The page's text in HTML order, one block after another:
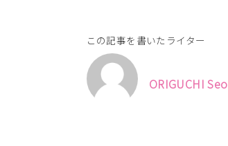
この記事を書いたライター
ORIGUCHI Seo